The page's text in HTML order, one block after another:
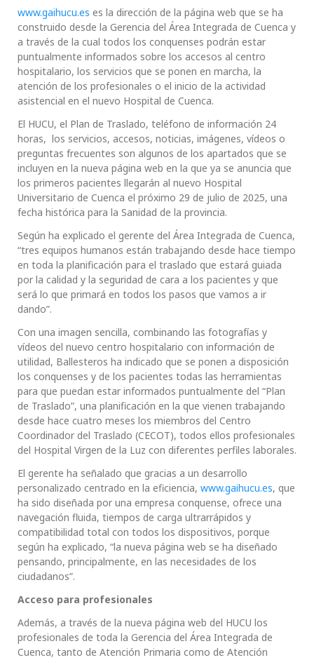
www.gaihucu.es es la dirección de la página web que se ha
construido desde la Gerencia del Área Integrada de Cuenca y
a través de la cual todos los conquenses podrán estar
puntualmente informados sobre los accesos al centro
hospitalario, los servicios que se ponen en marcha, la
atención de los profesionales o el inicio de la actividad
asistencial en el nuevo Hospital de Cuenca.
El HUCU, el Plan de Traslado, teléfono de información 24
horas, los servicios, accesos, noticias, imágenes, vídeos o
preguntas frecuentes son algunos de los apartados que se
incluyen en la nueva página web en la que ya se anuncia que
los primeros pacientes llegarán al nuevo Hospital
Universitario de Cuenca el próximo 29 de julio de 2025, una
fecha histórica para la Sanidad de la provincia.
Según ha explicado el gerente del Área Integrada de Cuenca,
“tres equipos humanos están trabajando desde hace tiempo
en toda la planificación para el traslado que estará guiada
por la calidad y la seguridad de cara a los pacientes y que
será lo que primará en todos los pasos que vamos a ir
dando”.
Con una imagen sencilla, combinando las fotografías y
vídeos del nuevo centro hospitalario con información de
utilidad, Ballesteros ha indicado que se ponen a disposición
los conquenses y de los pacientes todas las herramientas
para que puedan estar informados puntualmente del “Plan
de Traslado”, una planificación en la que vienen trabajando
desde hace cuatro meses los miembros del Centro
Coordinador del Traslado (CECOT), todos ellos profesionales
del Hospital Virgen de la Luz con diferentes perfiles laborales.
El gerente ha señalado que gracias a un desarrollo
personalizado centrado en la eficiencia, www.gaihucu.es, que
ha sido diseñada por una empresa conquense, ofrece una
navegación fluida, tiempos de carga ultrarrápidos y
compatibilidad total con todos los dispositivos, porque
según ha explicado, “la nueva página web se ha diseñado
pensando, principalmente, en las necesidades de los
ciudadanos”.
Acceso para profesionales
Además, a través de la nueva página web del HUCU los
profesionales de toda la Gerencia del Área Integrada de
Cuenca, tanto de Atención Primaria como de Atención